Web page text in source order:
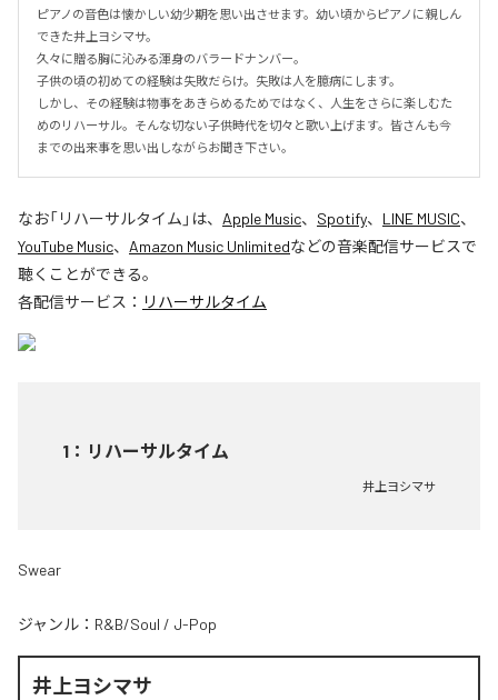
ピアノの音色は懐かしい幼少期を思い出させます。幼い頃からピアノに親しん
できた井上ヨシマサ。
久々に贈る胸に沁みる渾身のバラードナンバー。
子供の頃の初めての経験は失敗だらけ。失敗は人を臆病にします。
しかし、その経験は物事をあきらめるためではなく、人生をさらに楽しむた
めのリハーサル。そんな切ない子供時代を切々と歌い上げます。皆さんも今
までの出来事を思い出しながらお聞き下さい。
なお「リハーサルタイム 」は、 Apple Music、 Spotify、 LINE MUSIC、
YouTube Music、 Amazon Music Unlimitedなどの音楽配信サービスで
聴くことができる。
各配信サービス： リハーサルタイム
1 ： リハーサルタイム
井上ヨシマサ
Swear
ジャンル： R&B/Soul / J-Pop
井上ヨシマサ